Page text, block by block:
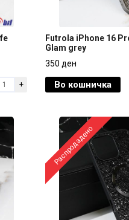
+
Futrola iPhone 16
350 ден
Futrola iPhone 16
Glam grey
350 ден
Во кошничка
Распродадено